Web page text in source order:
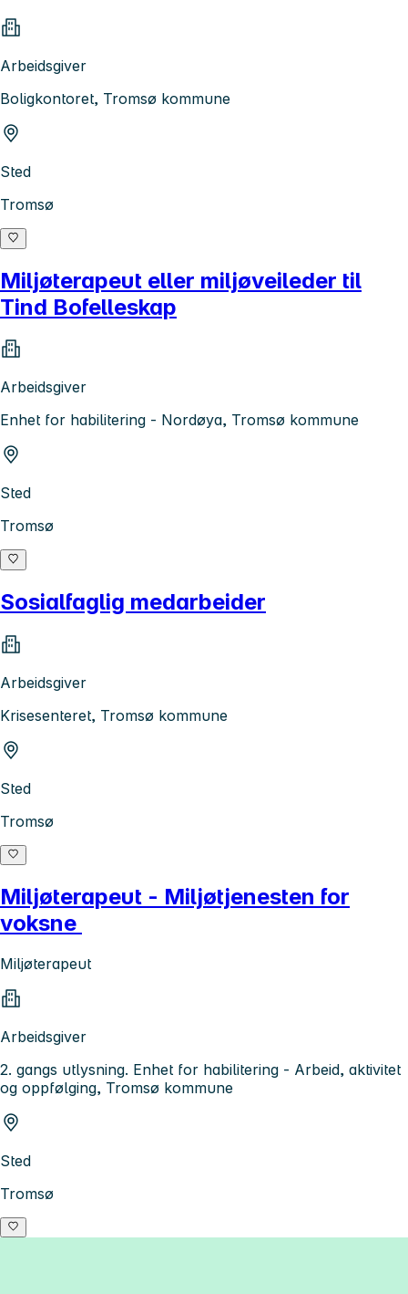
Arbeidsgiver
Boligkontoret, Tromsø kommune
Sted
Tromsø
Miljøterapeut eller miljøveileder til
Tind Bofelleskap
Arbeidsgiver
Enhet for habilitering - Nordøya, Tromsø kommune
Sted
Tromsø
Sosialfaglig medarbeider
Arbeidsgiver
Krisesenteret, Tromsø kommune
Sted
Tromsø
Miljøterapeut - Miljøtjenesten for
voksne
Miljøterapeut
Arbeidsgiver
2. gangs utlysning. Enhet for habilitering - Arbeid, aktivitet
og oppfølging, Tromsø kommune
Sted
Tromsø